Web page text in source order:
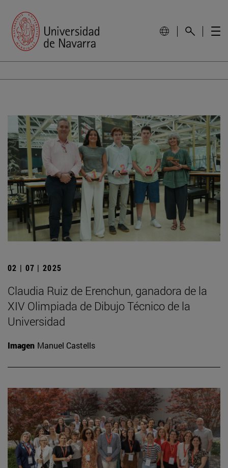
02 | 07 | 2025
Claudia Ruiz de Erenchun, ganadora de la
XIV Olimpiada de Dibujo Técnico de la
Universidad
Imagen Manuel Castells